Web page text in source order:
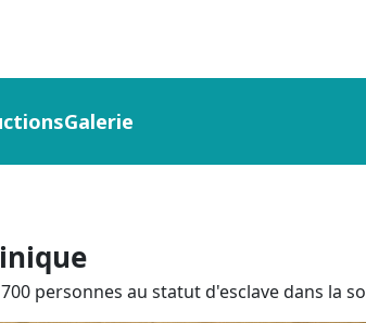
Galerie
personnes au statut d'esclave dans la